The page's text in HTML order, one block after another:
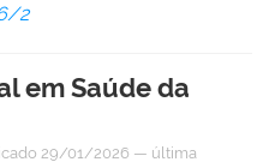
2
em Saúde da
29/01/2026 — última